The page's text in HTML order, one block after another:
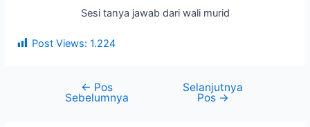
Sesi tanya jawab dari wali murid
Post Views: 1.224
← Pos
Sebelumnya
Selanjutnya
Pos →